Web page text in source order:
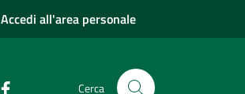
Accedi all'area personale
Cerca